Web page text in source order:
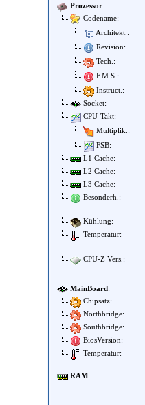
Prozessor:
Codename:
Architekt.:
Revision:
Tech.:
F.M.S.:
Instruct.:
Socket:
CPU-Takt:
Multiplik.:
FSB:
L1 Cache:
L2 Cache:
L3 Cache:
Besonderh.:
Kühlung:
Temperatur:
CPU-Z Vers.:
MainBoard:
Chipsatz:
Northbridge:
Southbridge:
BiosVersion:
Temperatur:
RAM: